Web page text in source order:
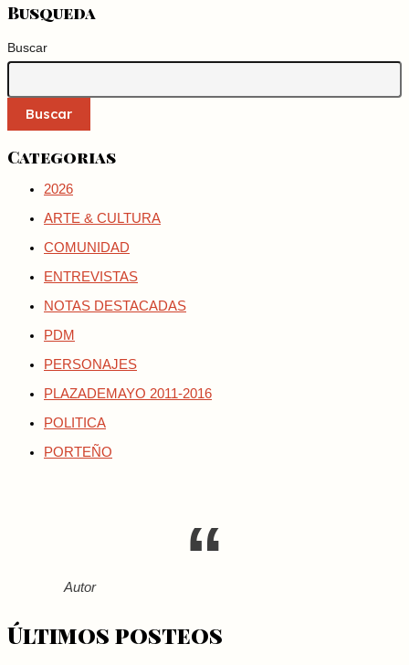
Busqueda
Buscar
Buscar
Categorias
2026
ARTE & CULTURA
COMUNIDAD
ENTREVISTAS
NOTAS DESTACADAS
PDM
PERSONAJES
PLAZADEMAYO 2011-2016
POLITICA
PORTEÑO
Autor
Últimos posteos